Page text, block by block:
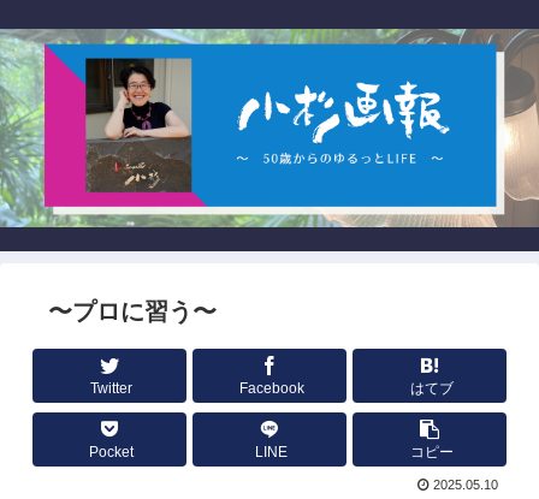
〜プロに習う〜
Twitter Facebook はてブ
Pocket LINE コピー
2025.05.10